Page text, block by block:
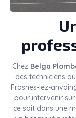
Chez Belga
des techniciens
Frasnes-lez-
pour intervenir
ce soit dans une